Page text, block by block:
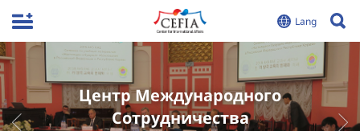
Центр Международного
Сотрудничества